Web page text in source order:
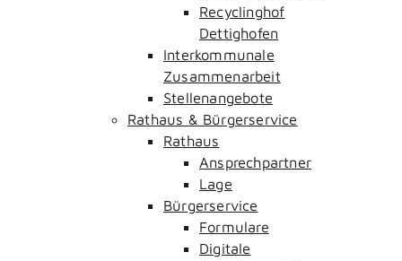
Recyclinghof
Dettighofen
Interkommunale
Zusammenarbeit
Stellenangebote
Rathaus & Bürgerservice
Rathaus
Ansprechpartner
Lage
Bürgerservice
Formulare
Digitale